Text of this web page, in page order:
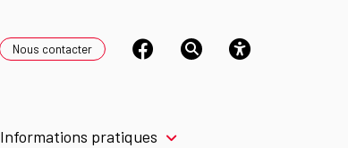
Nous contacter
Informations pratiques